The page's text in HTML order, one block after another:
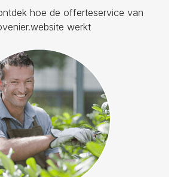
hoe de offerteservice van
werkt